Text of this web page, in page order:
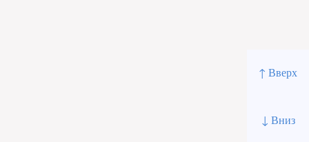
↑ Вверх
↓ Вниз